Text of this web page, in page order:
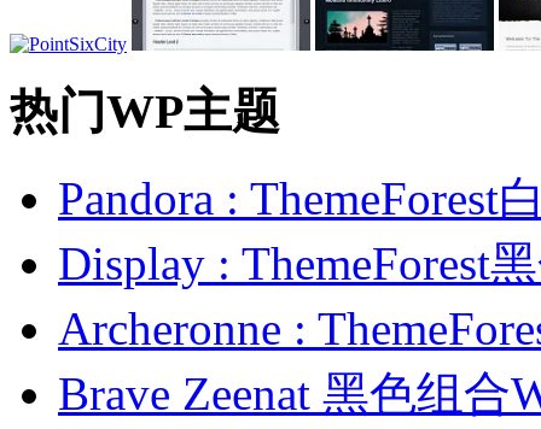
热门WP主题
Pandora : ThemeForest
Display : ThemeForest
Archeronne :
Brave Zeenat 黑色组合